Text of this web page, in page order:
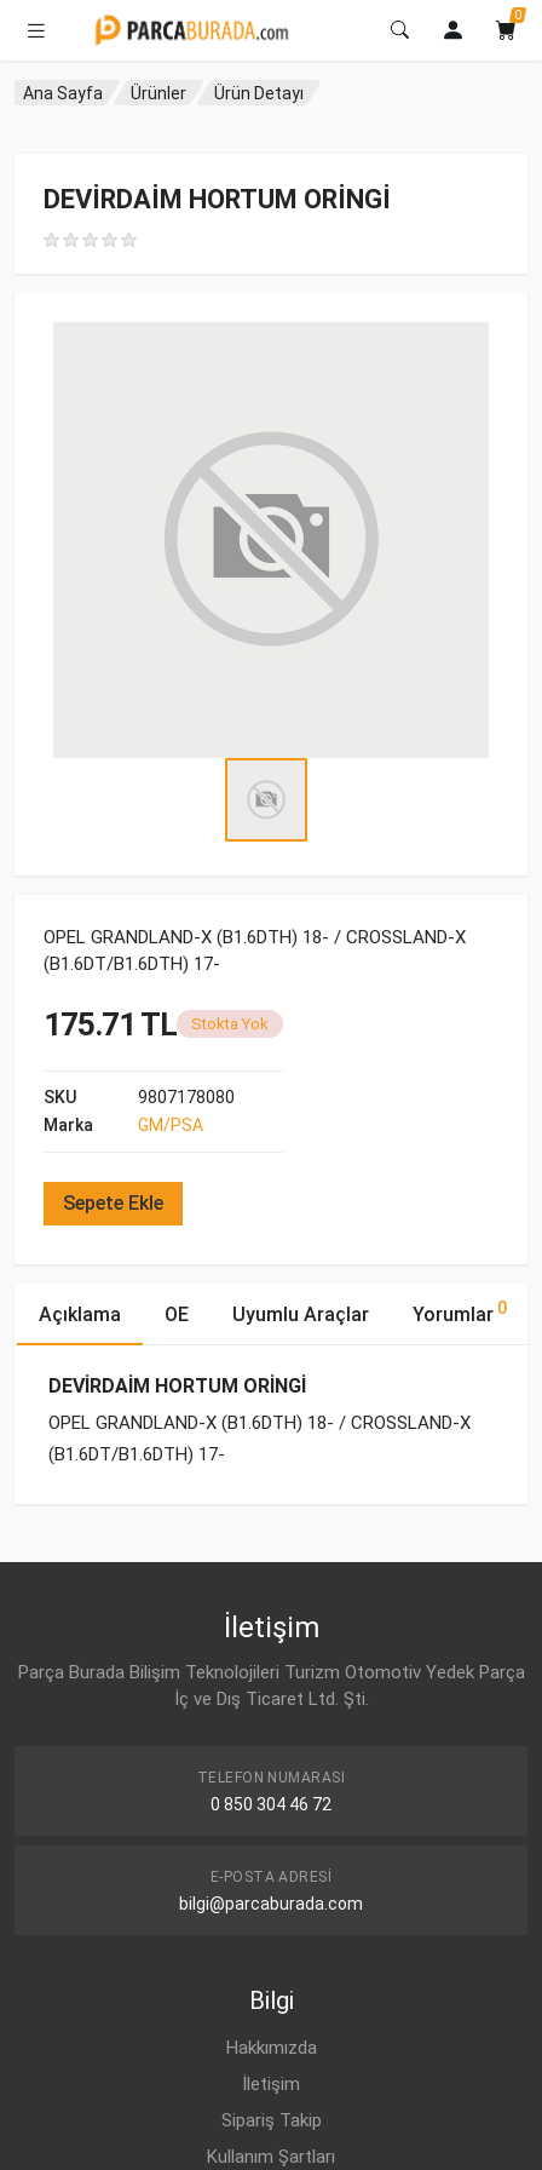
0
Ana Sayfa Ürünler Ürün Detayı
DEVİRDAİM HORTUM ORİNGİ
OPEL GRANDLAND-X (B1.6DTH) 18- / CROSSLAND-X
(B1.6DT/B1.6DTH) 17-
175.71 TL Stokta Yok
SKU
9807178080
Marka
GM/PSA
Sepete Ekle
Açıklama OE Uyumlu Araçlar Yorumlar 0
DEVİRDAİM HORTUM ORİNGİ
OPEL GRANDLAND-X (B1.6DTH) 18- / CROSSLAND-X
(B1.6DT/B1.6DTH) 17-
İletişim
Parça Burada Bilişim Teknolojileri Turizm Otomotiv Yedek Parça
İç ve Dış Ticaret Ltd. Şti.
TELEFON NUMARASI
0 850 304 46 72
E-POSTA ADRESI
bilgi@parcaburada.com
Bilgi
Hakkımızda
İletişim
Sipariş Takip
Kullanım Şartları